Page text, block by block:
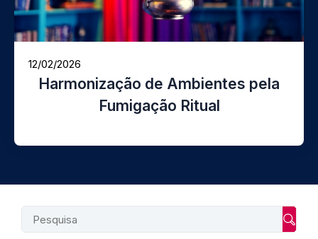
12/02/2026
Harmonização de Ambientes pela
Fumigação Ritual